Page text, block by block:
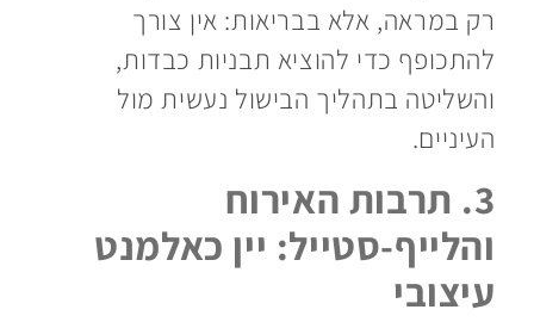
רק במראה, אלא בבריאות: אין צורך
להתכופף כדי להוציא תבניות כבדות,
והשליטה בתהליך הבישול נעשית מול
העיניים.
3. תרבות האירוח
והלייף-סטייל: יין כאלמנט
עיצובי